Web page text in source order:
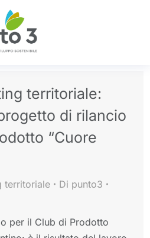
territoriale:
di rilancio
“Cuore
territoriale Di punto3
per il Club di Prodotto